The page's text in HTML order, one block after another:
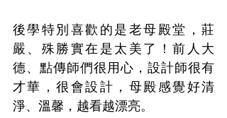
後學特別喜歡的是老母殿堂，莊
嚴、殊勝實在是太美了！前人大
德、點傳師們很用心，設計師很有
才華，很會設計，母殿感覺好清
淨、溫馨，越看越漂亮。